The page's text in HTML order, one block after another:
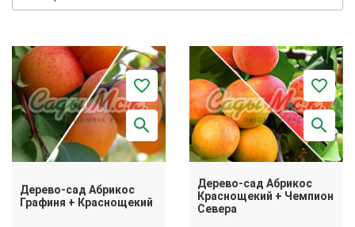
Дерево-сад Абрикос
Графиня + Краснощекий
Дерево-сад Абрикос
Краснощекий + Чемпион
Севера